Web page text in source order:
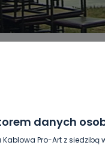
danych
Pro-Art z siedzibą
I FINANSE
WASZE INFO